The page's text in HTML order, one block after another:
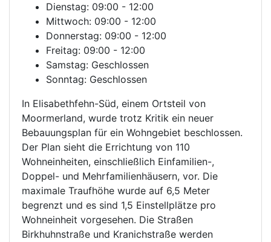
Dienstag: 09:00 - 12:00
Mittwoch: 09:00 - 12:00
Donnerstag: 09:00 - 12:00
Freitag: 09:00 - 12:00
Samstag: Geschlossen
Sonntag: Geschlossen
In Elisabethfehn-Süd, einem Ortsteil von
Moormerland, wurde trotz Kritik ein neuer
Bebauungsplan für ein Wohngebiet beschlossen.
Der Plan sieht die Errichtung von 110
Wohneinheiten, einschließlich Einfamilien-,
Doppel- und Mehrfamilienhäusern, vor. Die
maximale Traufhöhe wurde auf 6,5 Meter
begrenzt und es sind 1,5 Einstellplätze pro
Wohneinheit vorgesehen. Die Straßen
Birkhuhnstraße und Kranichstraße werden